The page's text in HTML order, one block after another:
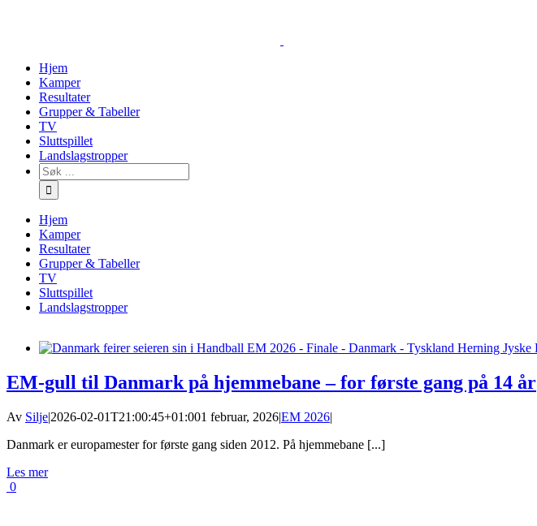
Hjem
Kamper
Resultater
Grupper & Tabeller
TV
Sluttspillet
Landslagstropper
Søk
…
Hjem
Kamper
Resultater
Grupper & Tabeller
TV
Sluttspillet
Landslagstropper
EM-gull til Danmark på hjemmebane – for første gang på 14 år
Av Silje|2026-02-01T21:00:45+01:001 februar, 2026|EM 2026|
Danmark er europamester for første gang siden 2012. På hjemmebane [...]
Les mer
0